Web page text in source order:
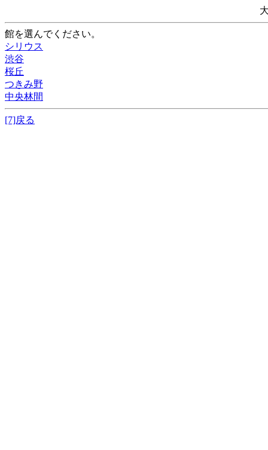
館を選んでください。
シリウス
渋谷
桜丘
つきみ野
中央林間
[7]戻る